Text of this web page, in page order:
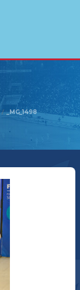
_MG_1498